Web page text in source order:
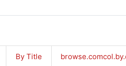
By Title